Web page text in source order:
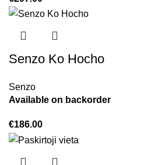
Senzo Ko Hocho
Senzo
Available on backorder
€186.00